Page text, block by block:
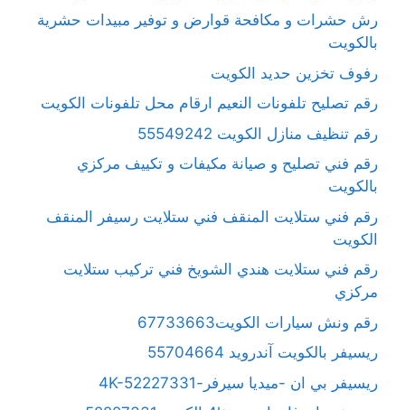
رش حشرات و مكافحة قوارض و توفير مبيدات حشرية
بالكويت
رفوف تخزين حديد الكويت
رقم تصليح تلفونات النعيم ارقام محل تلفونات الكويت
رقم تنظيف منازل الكويت 55549242
رقم فني تصليح و صيانة مكيفات و تكييف مركزي
بالكويت
رقم فني ستلايت المنقف فني ستلايت رسيفر المنقف
الكويت
رقم فني ستلايت هندي الشويخ فني تركيب ستلايت
مركزي
رقم ونش سيارات الكويت67733663
ريسيفر بالكويت آندرويد 55704664
ريسيفر بي ان -ميديا سيرفر-4K-52227331